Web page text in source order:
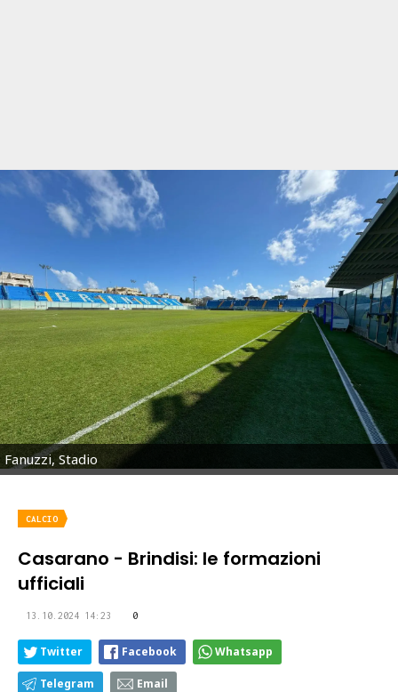
Fanuzzi, Stadio
CALCIO
Casarano - Brindisi: le formazioni
ufficiali
13.10.2024 14:23 0
Twitter Facebook Whatsapp
Telegram Email